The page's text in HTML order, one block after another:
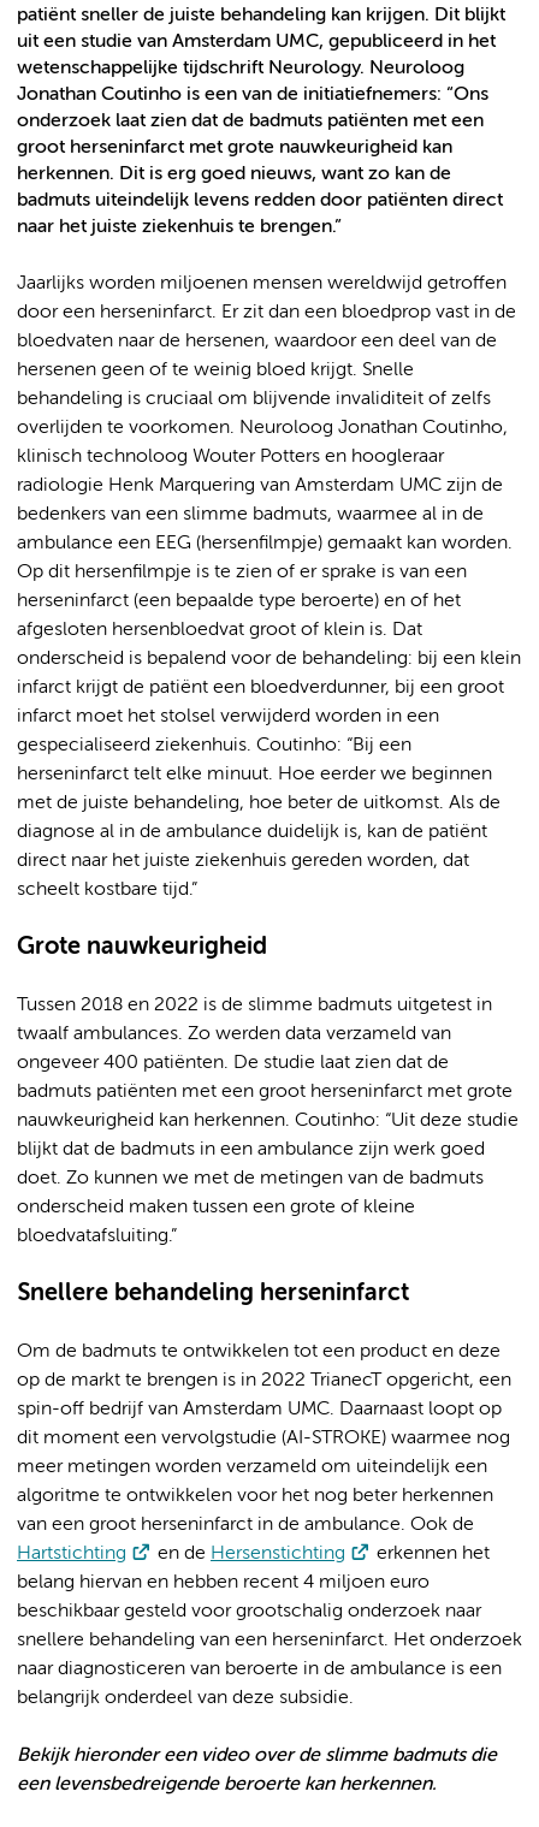
patiënt sneller de juiste behandeling kan krijgen. Dit blijkt
uit een studie van Amsterdam UMC, gepubliceerd in het
wetenschappelijke tijdschrift Neurology. Neuroloog
Jonathan Coutinho is een van de initiatiefnemers: “Ons
onderzoek laat zien dat de badmuts patiënten met een
groot herseninfarct met grote nauwkeurigheid kan
herkennen. Dit is erg goed nieuws, want zo kan de
badmuts uiteindelijk levens redden door patiënten direct
naar het juiste ziekenhuis te brengen.”
Jaarlijks worden miljoenen mensen wereldwijd getroffen
door een herseninfarct. Er zit dan een bloedprop vast in de
bloedvaten naar de hersenen, waardoor een deel van de
hersenen geen of te weinig bloed krijgt. Snelle
behandeling is cruciaal om blijvende invaliditeit of zelfs
overlijden te voorkomen. Neuroloog Jonathan Coutinho,
klinisch technoloog Wouter Potters en hoogleraar
radiologie Henk Marquering van Amsterdam UMC zijn de
bedenkers van een slimme badmuts, waarmee al in de
ambulance een EEG (hersenfilmpje) gemaakt kan worden.
Op dit hersenfilmpje is te zien of er sprake is van een
herseninfarct (een bepaalde type beroerte) en of het
afgesloten hersenbloedvat groot of klein is. Dat
onderscheid is bepalend voor de behandeling: bij een klein
infarct krijgt de patiënt een bloedverdunner, bij een groot
infarct moet het stolsel verwijderd worden in een
gespecialiseerd ziekenhuis. Coutinho: “Bij een
herseninfarct telt elke minuut. Hoe eerder we beginnen
met de juiste behandeling, hoe beter de uitkomst. Als de
diagnose al in de ambulance duidelijk is, kan de patiënt
direct naar het juiste ziekenhuis gereden worden, dat
scheelt kostbare tijd.”
Grote nauwkeurigheid
Tussen 2018 en 2022 is de slimme badmuts uitgetest in
twaalf ambulances. Zo werden data verzameld van
ongeveer 400 patiënten. De studie laat zien dat de
badmuts patiënten met een groot herseninfarct met grote
nauwkeurigheid kan herkennen. Coutinho: “Uit deze studie
blijkt dat de badmuts in een ambulance zijn werk goed
doet. Zo kunnen we met de metingen van de badmuts
onderscheid maken tussen een grote of kleine
bloedvatafsluiting.”
Snellere behandeling herseninfarct
Om de badmuts te ontwikkelen tot een product en deze
op de markt te brengen is in 2022 TrianecT opgericht, een
spin-off bedrijf van Amsterdam UMC. Daarnaast loopt op
dit moment een vervolgstudie (AI-STROKE) waarmee nog
meer metingen worden verzameld om uiteindelijk een
algoritme te ontwikkelen voor het nog beter herkennen
van een groot herseninfarct in de ambulance. Ook de
Hartstichting
en de Hersenstichting
erkennen het
belang hiervan en hebben recent 4 miljoen euro
beschikbaar gesteld voor grootschalig onderzoek naar
snellere behandeling van een herseninfarct. Het onderzoek
naar diagnosticeren van beroerte in de ambulance is een
belangrijk onderdeel van deze subsidie.
Bekijk hieronder een video over de slimme badmuts die
een levensbedreigende beroerte kan herkennen.